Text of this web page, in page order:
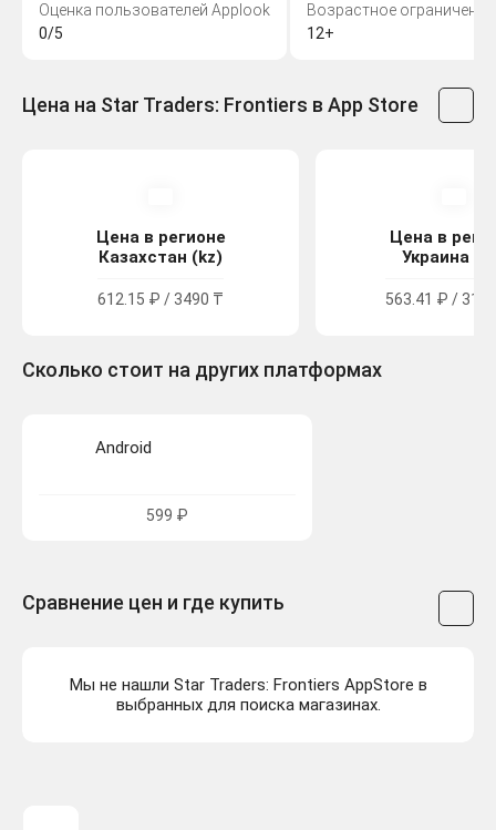
Оценка пользователей Applook
0/5
Возрастное ограничение
12+
Цена на Star Traders: Frontiers в App Store
Цена в регионе
Казахстан (kz)
612.15 ₽ / 3490 ₸
Цена в
Украина
563.41 ₽ /
Сколько стоит на других платформах
Android
599 ₽
Сравнение цен и где купить
Мы не нашли Star Traders: Frontiers AppStore в
выбранных для поиска магазинах.